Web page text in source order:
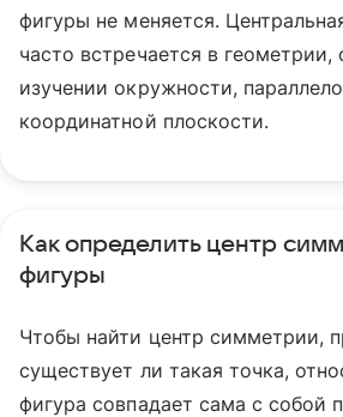
фигуры не меняется.
часто встречается в геометрии,
изучении окружности,
координатной плоскости.
Как определить центр
фигуры
Чтобы найти центр симметрии,
существует ли такая точка,
фигура совпадает сама с собой